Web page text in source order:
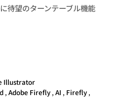
望のターンテーブル機能
Illustrator
, Adobe Firefly , AI , Firefly ,